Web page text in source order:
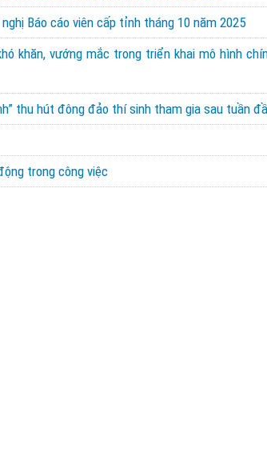
Báo cáo viên cấp tỉnh tháng 10 năm 2025
khăn, vướng mắc trong triển khai mô hình
thu hút đông đảo thí sinh tham gia sau tuần
trong công việc